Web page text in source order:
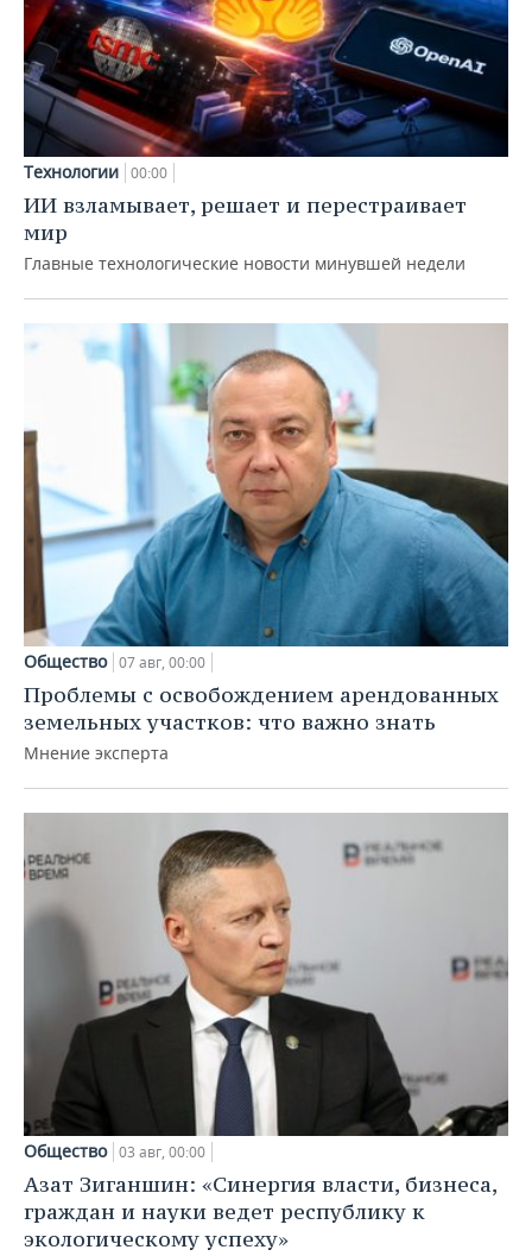
Технологии 00:00
ИИ взламывает, решает и перестраивает
мир
Главные технологические новости минувшей недели
Общество 07 авг, 00:00
Проблемы с освобождением арендованных
земельных участков: что важно знать
Мнение эксперта
Общество 03 авг, 00:00
Азат Зиганшин: «Синергия власти, бизнеса,
граждан и науки ведет республику к
экологическому успеху»